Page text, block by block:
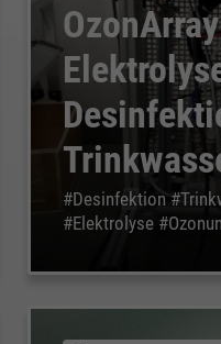
#Desinfektion
#Elektrolyse